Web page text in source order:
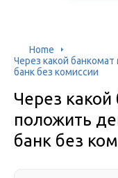
Home
Через какой
банк без комиссии
Через
положить
банк без